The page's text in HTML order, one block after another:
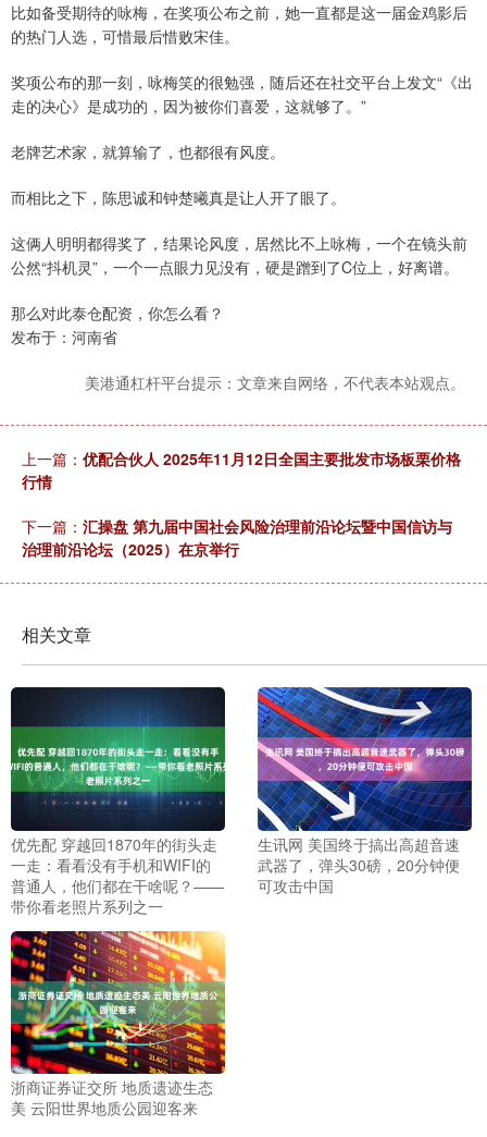
比如备受期待的咏梅，在奖项公布之前，她一直都是这一届金鸡影后
的热门人选，可惜最后惜败宋佳。
奖项公布的那一刻，咏梅笑的很勉强，随后还在社交平台上发文“《出
走的决心》是成功的，因为被你们喜爱，这就够了。”
老牌艺术家，就算输了，也都很有风度。
而相比之下，陈思诚和钟楚曦真是让人开了眼了。
这俩人明明都得奖了，结果论风度，居然比不上咏梅，一个在镜头前
公然“抖机灵”，一个一点眼力见没有，硬是蹭到了C位上，好离谱。
那么对此泰仓配资，你怎么看？
发布于：河南省
美港通杠杆平台提示：文章来自网络，不代表本站观点。
上一篇： 优配合伙人 2025年11月12日全国主要批发市场板栗价格
行情
下一篇： 汇操盘 第九届中国社会风险治理前沿论坛暨中国信访与
治理前沿论坛（2025）在京举行
相关文章
优先配 穿越回1870年的街头走
一走：看看没有手机和WIFI的
普通人，他们都在干啥呢？——
带你看老照片系列之一
生讯网 美国终于搞出高超音速
武器了，弹头30磅，20分钟便
可攻击中国
浙商证券证交所 地质遗迹生态
美 云阳世界地质公园迎客来